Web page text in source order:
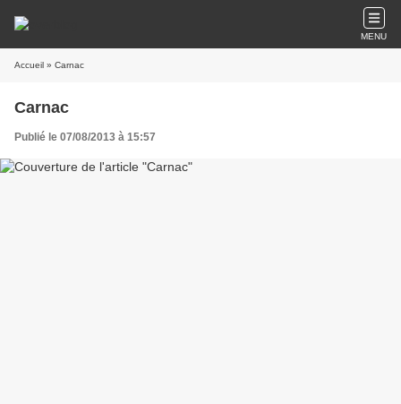
MENU
Accueil » Carnac
Carnac
Publié le 07/08/2013 à 15:57